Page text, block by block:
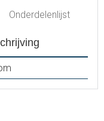
Onderdelenlijst